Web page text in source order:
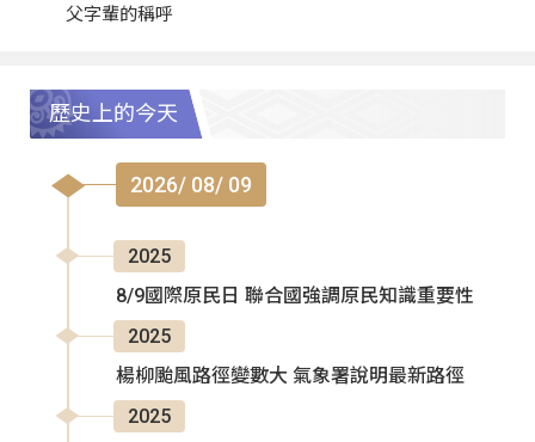
父字輩的稱呼
歷史上的今天
2026/ 08/ 09
2025
8/9國際原民日 聯合國強調原民知識重要性
2025
楊柳颱風路徑變數大 氣象署說明最新路徑
2025